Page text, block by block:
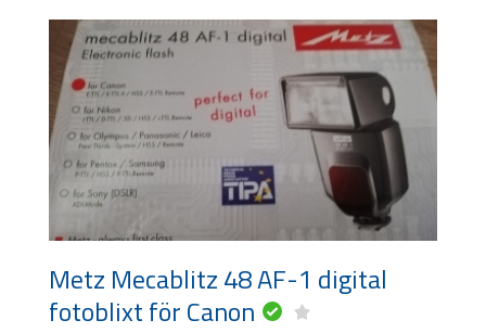
Metz Mecablitz 48 AF-1 digital
fotoblixt för Canon